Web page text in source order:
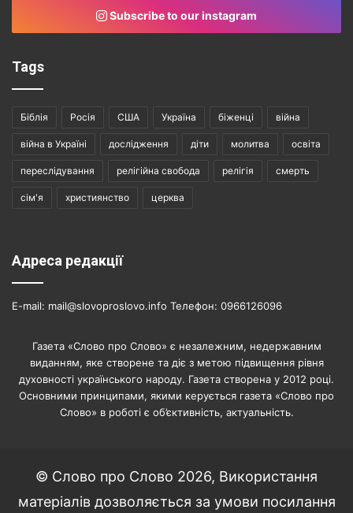
Subscribe to our instagram
Tags
Біблія Росія США Україна біженці війна
війна в Україні дослідження діти молитва освіта
переслідування релігійна свобода релігія смерть
сім'я християнство церква
Адреса редакції
E-mail: mail@slovoproslovo.info Телефон: 0966126096
Газета «Слово про Слово» є незалежним, недержавним
виданням, яке створене та діє з метою підвищення рівня
духовності українського народу. Газета створена у 2012 році.
Основними принципами, якими керується газета «Слово про
Слово» в роботі є об’єктивність, актуальність.
© Слово про Слово 2026, Використання
матеріалів дозволяється за умови посилання